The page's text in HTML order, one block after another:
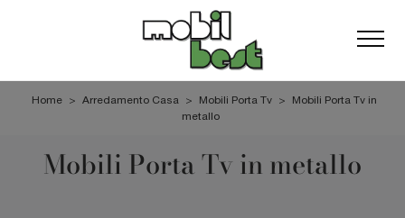
Home > Arredamento Casa > Mobili Porta Tv >
Mobili Porta Tv in
metallo
Mobili Porta Tv in metallo